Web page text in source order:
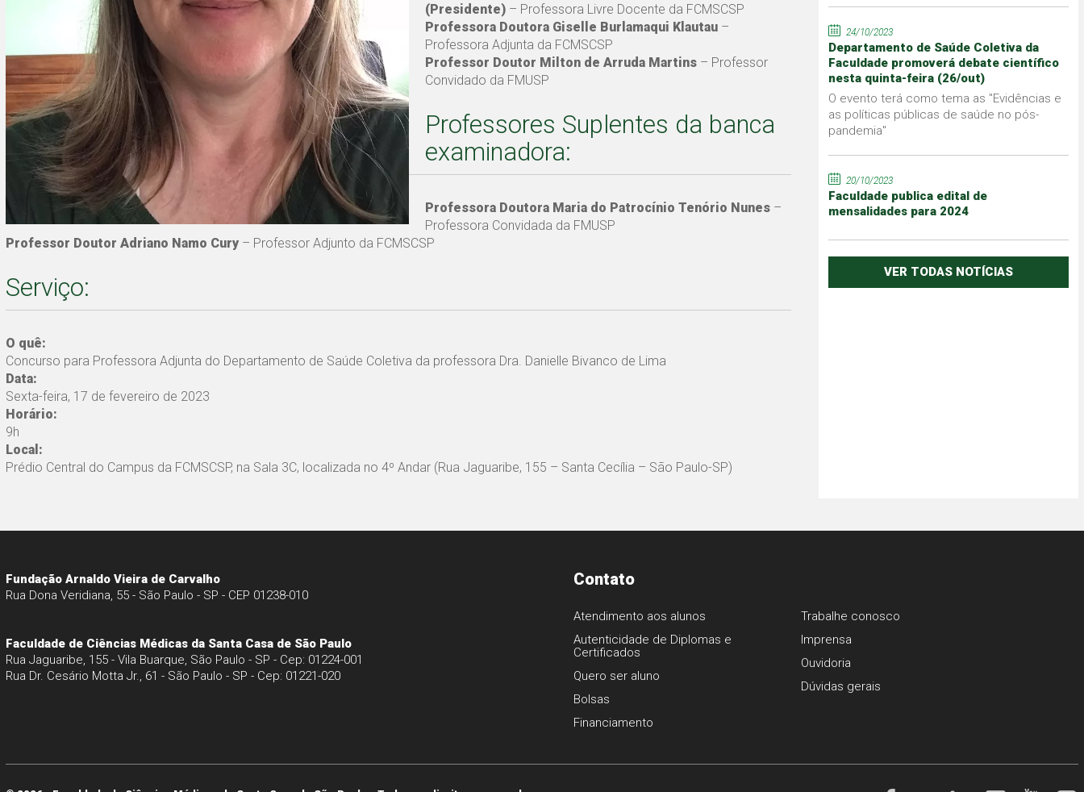
(Presidente)– Professora Livre Docente da FCMSCSP
Professora Doutora Giselle Burlamaqui Klautau–
Professora Adjunta da FCMSCSP
Professor Doutor Milton de Arruda Martins– Professor
Convidado da FMUSP
Professores Suplentes da banca
examinadora:
Professora Doutora Maria do Patrocínio Tenório Nunes–
Professora Convidada da FMUSP
Professor Doutor Adriano Namo Cury– Professor Adjunto da FCMSCSP
Serviço:
O quê:
Concurso para Professora Adjunta do Departamento de Saúde Coletiva da professora Dra. Danielle Bivanco de Lima
Data:
Sexta-feira, 17 de fevereiro de 2023
Horário:
9h
Local:
Prédio Central do Campus da FCMSCSP, na Sala 3C, localizada no 4º Andar (Rua Jaguaribe, 155 – Santa Cecília – São Paulo-SP)
24/10/2023
Departamento de Saúde Coletiva da
Faculdade promoverá debate científico
nesta quinta-feira (26/out)
O evento terá como tema as "Evidências e
as políticas públicas de saúde no pós-
pandemia"
20/10/2023
Faculdade publica edital de
mensalidades para 2024
VER TODAS NOTÍCIAS
Fundação Arnaldo Vieira de Carvalho
Rua Dona Veridiana, 55 - São Paulo - SP - CEP 01238-010
Faculdade de Ciências Médicas da Santa Casa de São Paulo
Rua Jaguaribe, 155 - Vila Buarque, São Paulo - SP - Cep: 01224-001
Rua Dr. Cesário Motta Jr., 61 - São Paulo - SP - Cep: 01221-020
Contato
Atendimento aos alunos
Autenticidade de Diplomas e
Certificados
Quero ser aluno
Bolsas
Financiamento
Trabalhe conosco
Imprensa
Ouvidoria
Dúvidas gerais